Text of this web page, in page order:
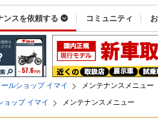
ンスを依頼する コミュニティ
ルショップ イマイ
メンテナンスメニュー
ョップ イマイ メンテナンスメニュー